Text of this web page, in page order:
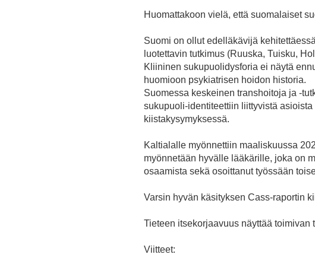
Huomattakoon vielä, että suomalaiset
Suomi on ollut edelläkävijä
luotettavin tutkimus (Ruuska, Tuisku,
Kliininen sukupuolidysforia ei näytä
huomioon psykiatrisen hoidon historia.
Suomessa keskeinen transhoitoja ja -
sukupuoli-identiteettiin liittyvistä
kiistakysymyksessä.
Kaltialalle myönnettiin maaliskuussa
myönnetään hyvälle lääkärille, joka on
osaamista sekä osoittanut työssään
Varsin hyvän käsityksen Cass-raportin
Tieteen itsekorjaavuus näyttää
Viitteet: